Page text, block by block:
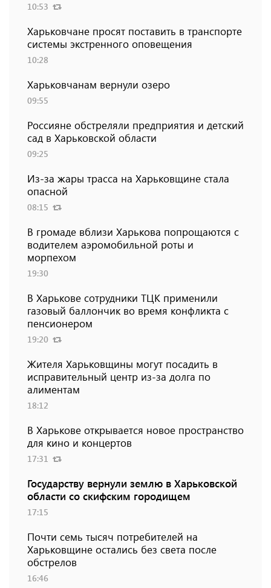
10:53
Харьковчане просят поставить в транспорте
системы экстренного оповещения
10:28
Харьковчанам вернули озеро
09:55
Россияне обстреляли предприятия и детский
сад в Харьковской области
09:25
Из-за жары трасса на Харьковщине стала
опасной
08:15
В громаде вблизи Харькова попрощаются с
водителем аэромобильной роты и
морпехом
19:30
В Харькове сотрудники ТЦК применили
газовый баллончик во время конфликта с
пенсионером
19:20
Жителя Харьковщины могут посадить в
исправительный центр из-за долга по
алиментам
18:12
В Харькове открывается новое пространство
для кино и концертов
17:31
Государству вернули землю в Харьковской
области со скифским городищем
17:15
Почти семь тысяч потребителей на
Харьковщине остались без света после
обстрелов
16:46